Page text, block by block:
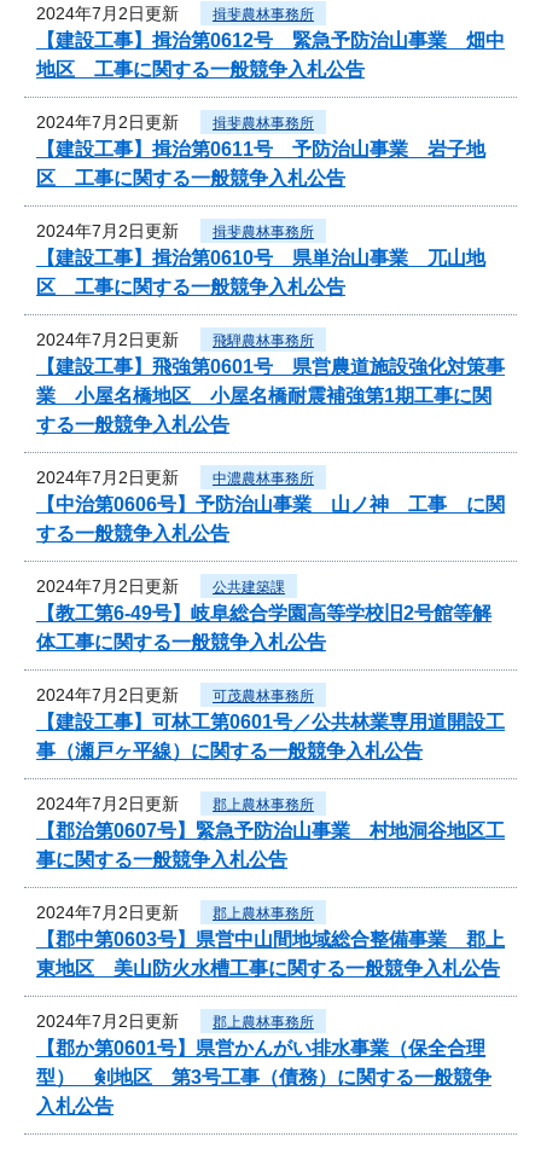
2024年7月2日更新 揖斐農林事務所
【建設工事】揖治第0612号 緊急予防治山事業 畑中
地区 工事に関する一般競争入札公告
2024年7月2日更新 揖斐農林事務所
【建設工事】揖治第0611号 予防治山事業 岩子地
区 工事に関する一般競争入札公告
2024年7月2日更新 揖斐農林事務所
【建設工事】揖治第0610号 県単治山事業 兀山地
区 工事に関する一般競争入札公告
2024年7月2日更新 飛騨農林事務所
【建設工事】飛強第0601号 県営農道施設強化対策事
業 小屋名橋地区 小屋名橋耐震補強第1期工事に関
する一般競争入札公告
2024年7月2日更新 中濃農林事務所
【中治第0606号】予防治山事業 山ノ神 工事 に関
する一般競争入札公告
2024年7月2日更新 公共建築課
【教工第6-49号】岐阜総合学園高等学校旧2号館等解
体工事に関する一般競争入札公告
2024年7月2日更新 可茂農林事務所
【建設工事】可林工第0601号／公共林業専用道開設工
事（瀬戸ヶ平線）に関する一般競争入札公告
2024年7月2日更新 郡上農林事務所
【郡治第0607号】緊急予防治山事業 村地洞谷地区工
事に関する一般競争入札公告
2024年7月2日更新 郡上農林事務所
【郡中第0603号】県営中山間地域総合整備事業 郡上
東地区 美山防火水槽工事に関する一般競争入札公告
2024年7月2日更新 郡上農林事務所
【郡か第0601号】県営かんがい排水事業（保全合理
型） 剣地区 第3号工事（債務）に関する一般競争
入札公告